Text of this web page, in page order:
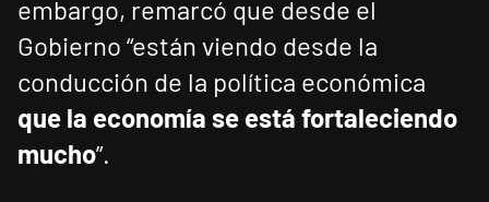
embargo, remarcó que desde el
Gobierno “están viendo desde la
conducción de la política económica
que la economía se está fortaleciendo
mucho”.